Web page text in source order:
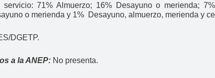
servicio: 71% Almuerzo; 16% Desayuno o merienda;
o merienda y 1% Desayuno, almuerzo, merienda y
DGETP.
a la ANEP: No presenta.